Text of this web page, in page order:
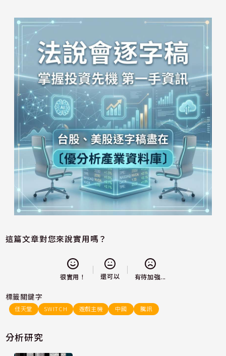
這篇文章對您來說實用嗎？
很實用！ 還可以 有待加強...
標籤關鍵字
任天堂 SWITCH 遊戲主機 中國 騰訊
分析研究